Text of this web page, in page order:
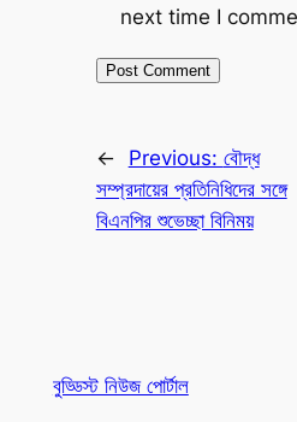
next time I
← Previous: বৌদ্ধ
সম্প্রদায়ের প্রতিনিধিদের সঙ্গে
বিএনপির শুভেচ্ছা বিনিময়
বুড্ডিস্ট নিউজ পোর্টাল